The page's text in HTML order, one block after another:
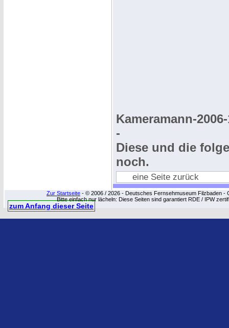
Kameramann-
-
Diese und die
noch.
eine Seite zurück
Zur Startseite - © 2006 / 2026 - Deutsches Fernsehmuseum Filzbaden -
Bitte einfach nur lächeln: Diese Seiten sind garantiert RDE / IPW
zum Anfang dieser Seite